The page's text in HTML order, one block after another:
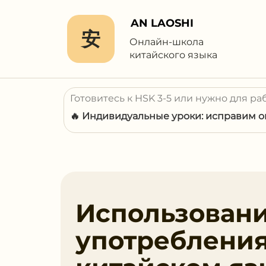
安
AN LAOSHI
Онлайн-школа
китайского языка
Готовитесь к HSK 3-5 или нужно для
🔥 Индивидуальные уроки: исправим